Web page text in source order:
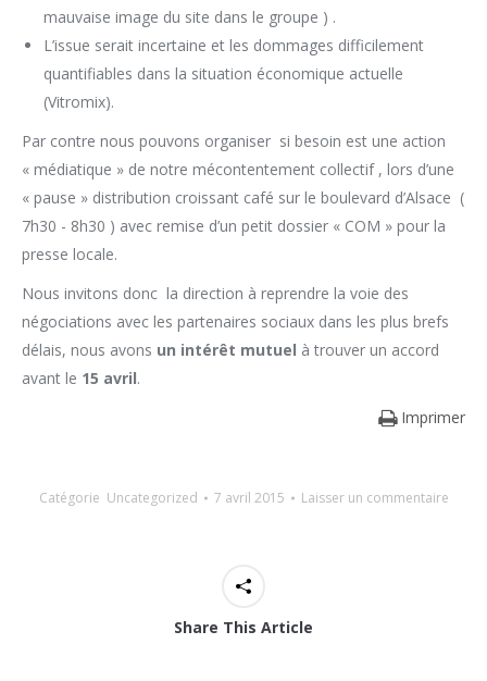
mauvaise image du site dans le groupe ) .
L’issue serait incertaine et les dommages difficilement
quantifiables dans la situation économique actuelle
(Vitromix).
Par contre nous pouvons organiser si besoin est une action
« médiatique » de notre mécontentement collectif , lors d’une
« pause » distribution croissant café sur le boulevard d’Alsace (
7h30 - 8h30 ) avec remise d’un petit dossier « COM » pour la
presse locale.
Nous invitons donc la direction à reprendre la voie des
négociations avec les partenaires sociaux dans les plus brefs
délais, nous avons un intérêt mutuel à trouver un accord
avant le 15 avril.
Imprimer
Catégorie Uncategorized 7 avril 2015 Laisser un commentaire
Share This Article